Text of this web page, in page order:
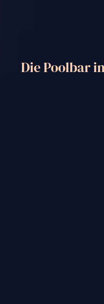
Die Poolbar
Water-Lounge mit